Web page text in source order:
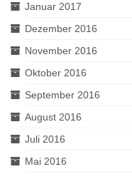
Januar 2017
Dezember 2016
November 2016
Oktober 2016
September 2016
August 2016
Juli 2016
Mai 2016